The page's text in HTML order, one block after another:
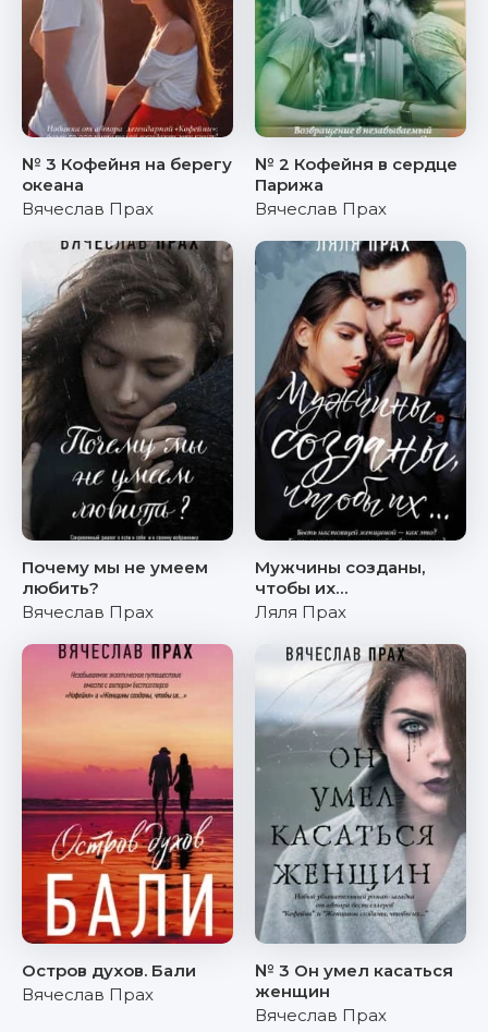
№ 3 Кофейня на берегу
океана
Вячеслав Прах
№ 2 Кофейня в сердце
Парижа
Вячеслав Прах
Почему мы не умеем
любить?
Вячеслав Прах
Мужчины созданы,
чтобы их…
Ляля Прах
Остров духов. Бали
Вячеслав Прах
№ 3 Он умел касаться
женщин
Вячеслав Прах